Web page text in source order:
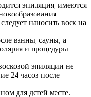
эпиляция, имеются
наносить воск на
ванны, сауны, а
и процедуры
эпиляции не
24 часов после
для детей месте.